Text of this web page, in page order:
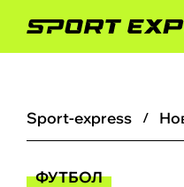
sport-express
ФУТБОЛ